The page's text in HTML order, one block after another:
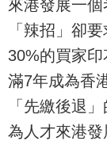
來港發展一
「辣招」卻
30%的買家
滿7年成為香
「先繳後退
為人才來港